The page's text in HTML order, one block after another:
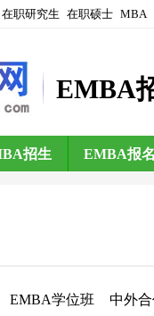
在职研究生 在职硕士 MBA
EMBA
招生 EMBA报名
EMBA学位班 中外